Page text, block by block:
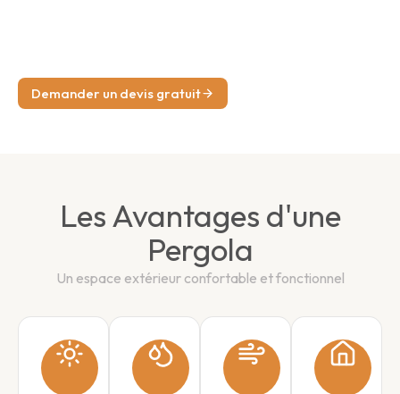
Demander un devis gratuit
Les Avantages d'une
Pergola
Un espace extérieur confortable et fonctionnel